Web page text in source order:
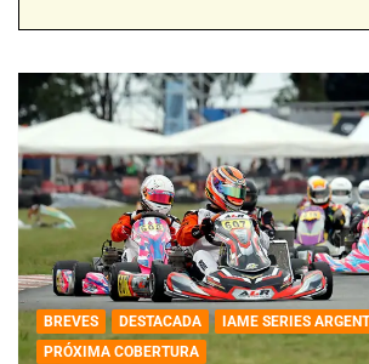
BREVES DESTACADA
IAME SERIES
PRÓXIMA COBERTURA